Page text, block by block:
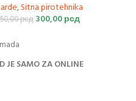
,Sitna pirotehnika
рсд 300,00рсд
JE SAMO ZA ONLINE